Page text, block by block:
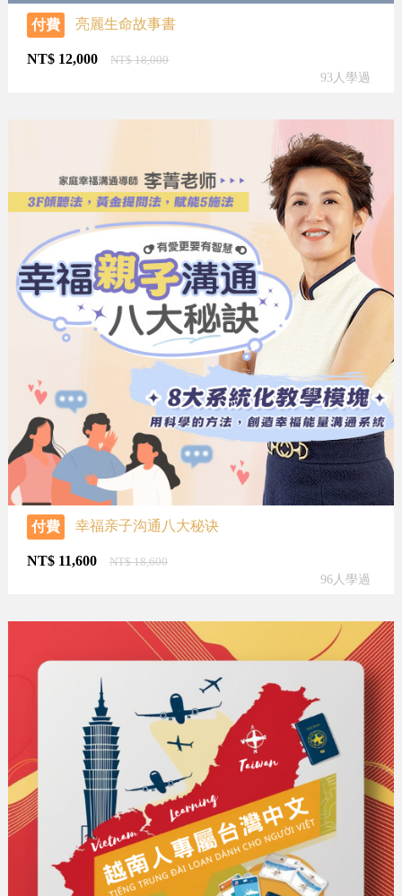
付費 亮麗生命故事書
NT$ 12,000 NT$18,000
93人學過
付費 幸福亲子沟通八大秘诀
NT$ 11,600 NT$18,600
96人學過